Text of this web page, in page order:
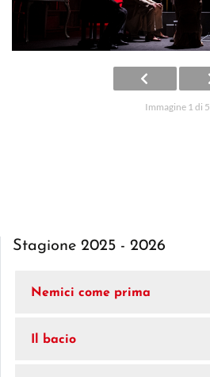
Immagine 1 di 5
Stagione 2025 - 2026
Nemici come prima
Il bacio